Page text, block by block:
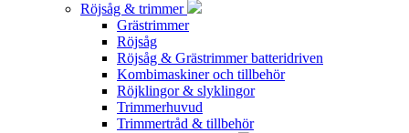
Röjsåg & trimmer
Grästrimmer
Röjsåg
Röjsåg & Grästrimmer batteridriven
Kombimaskiner och tillbehör
Röjklingor & slyklingor
Trimmerhuvud
Trimmertråd & tillbehör